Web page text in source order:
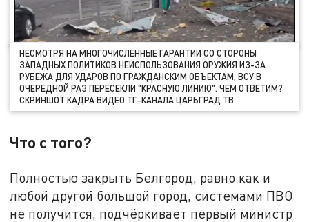
НЕСМОТРЯ НА МНОГОЧИСЛЕННЫЕ ГАРАНТИИ СО СТОРОНЫ
ЗАПАДНЫХ ПОЛИТИКОВ НЕИСПОЛЬЗОВАНИЯ ОРУЖИЯ ИЗ-ЗА
РУБЕЖА ДЛЯ УДАРОВ ПО ГРАЖДАНСКИМ ОБЪЕКТАМ, ВСУ В
ОЧЕРЕДНОЙ РАЗ ПЕРЕСЕКЛИ "КРАСНУЮ ЛИНИЮ". ЧЕМ ОТВЕТИМ?
СКРИНШОТ КАДРА ВИДЕО ТГ-КАНАЛА ЦАРЬГРАД ТВ
Что с того?
Полностью закрыть Белгород, равно как и
любой другой большой город, системами ПВО
не получится, подчёркивает первый министр